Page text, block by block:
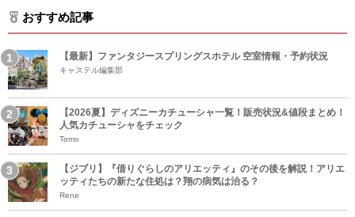
おすすめ記事
【最新】ファンタジースプリングスホテル 空室情報・予約状況
キャステル編集部
【2026夏】ディズニーカチューシャ一覧！販売状況&値段まとめ！
人気カチューシャをチェック
Tomo
【ジブリ】『借りぐらしのアリエッティ』のその後を解説！アリエ
ッティたちの新たな住処は？翔の病気は治る？
Rene